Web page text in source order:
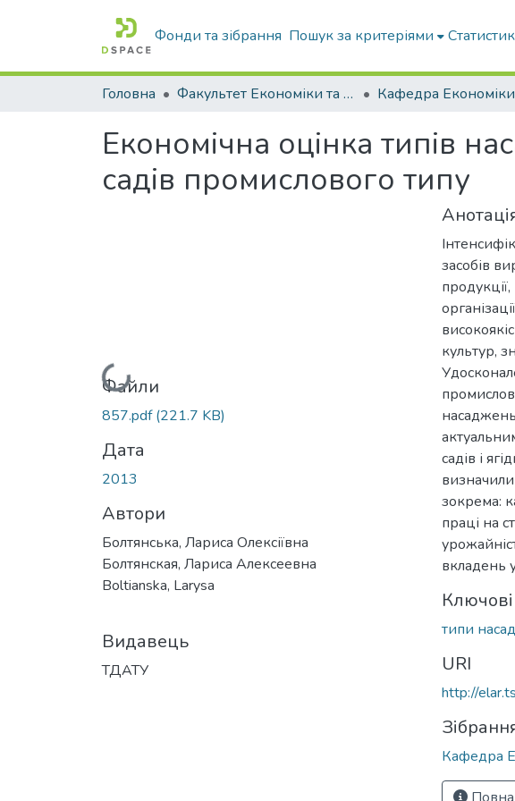
Фонди та зібрання Пошук за критеріями
Головна Факультет Економіки та бізнесу
Економічна оцінка типів
садів промислового типу
Вантажиться...
Файли
857.pdf(221.7 KB)
Дата
2013
Автори
Болтянська, Лариса Олексіївна
Болтянская, Лариса Алексеевна
Boltianska, Larysa
Видавець
ТДАТУ
засобів
культур,
садів і
зокрема:
праці на
вкладень
типи
URI
http://
Кафедра